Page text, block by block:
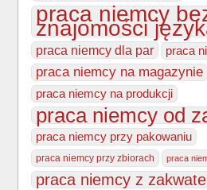
praca niemcy
znajomości
praca niemcy dla par praca
praca niemcy na magazynie
praca niemcy na produkcji
praca niemcy od
praca niemcy przy pakowaniu
praca niemcy przy zbiorach praca
praca niemcy z